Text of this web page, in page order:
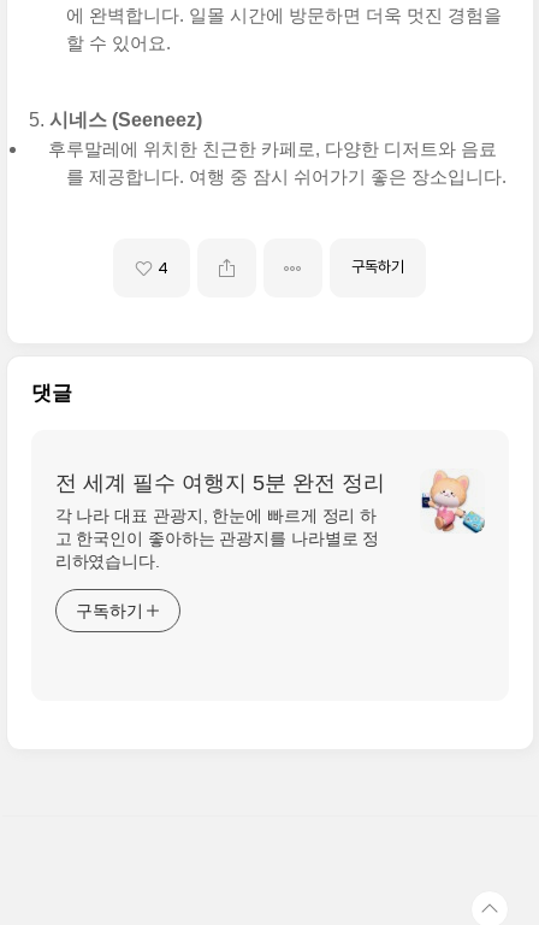
에 완벽합니다. 일몰 시간에 방문하면 더욱 멋진 경험을
할 수 있어요.
시네스 (Seeneez)
후루말레에 위치한 친근한 카페로, 다양한 디저트와 음료
를 제공합니다. 여행 중 잠시 쉬어가기 좋은 장소입니다.
4 구독하기
댓글
전 세계 필수 여행지 5분 완전 정리
각 나라 대표 관광지, 한눈에 빠르게 정리 하
고 한국인이 좋아하는 관광지를 나라별로 정
리하였습니다.
구독하기